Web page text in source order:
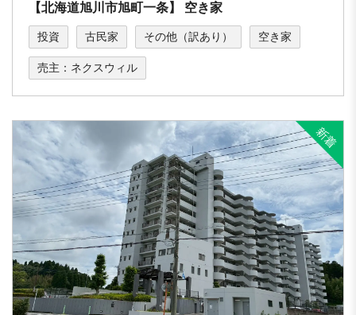
【北海道旭川市旭町⼀条】 空き家
投資 古民家 その他（訳あり） 空き家
売主：ネクスウィル